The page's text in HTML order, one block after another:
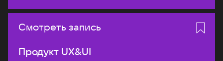
Смотреть запись
Продукт UX&UI